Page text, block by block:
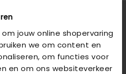
jouw online shopervaring
we om content en
om functies voor
en om ons websiteverkeer